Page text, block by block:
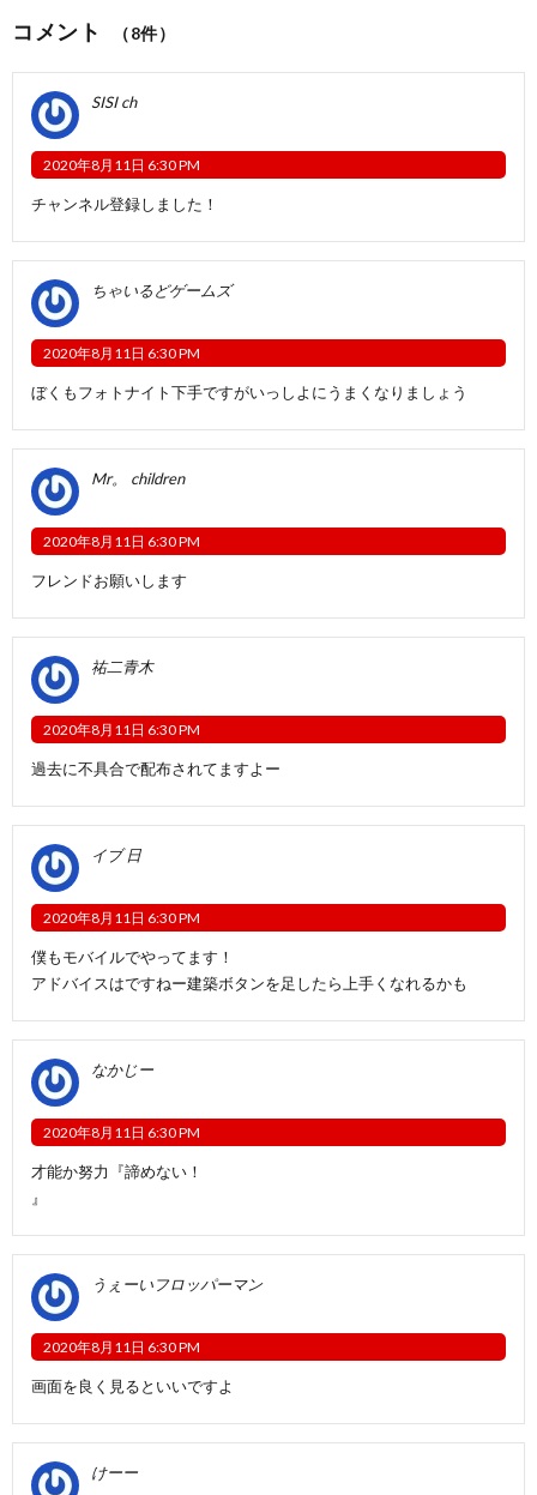
コメント （8件）
SISI ch
2020年8月11日 6:30 PM
チャンネル登録しました！
ちゃいるどゲームズ
2020年8月11日 6:30 PM
ぼくもフォトナイト下手ですがいっしよにうまくなりましょう
Mr。 children
2020年8月11日 6:30 PM
フレンドお願いします
祐二青木
2020年8月11日 6:30 PM
過去に不具合で配布されてますよー
イブ 日
2020年8月11日 6:30 PM
僕もモバイルでやってます！
アドバイスはですねー建築ボタンを足したら上手くなれるかも
なかじー
2020年8月11日 6:30 PM
才能か努力『諦めない！
』
うぇーいフロッパーマン
2020年8月11日 6:30 PM
画面を良く見るといいですよ
けーー